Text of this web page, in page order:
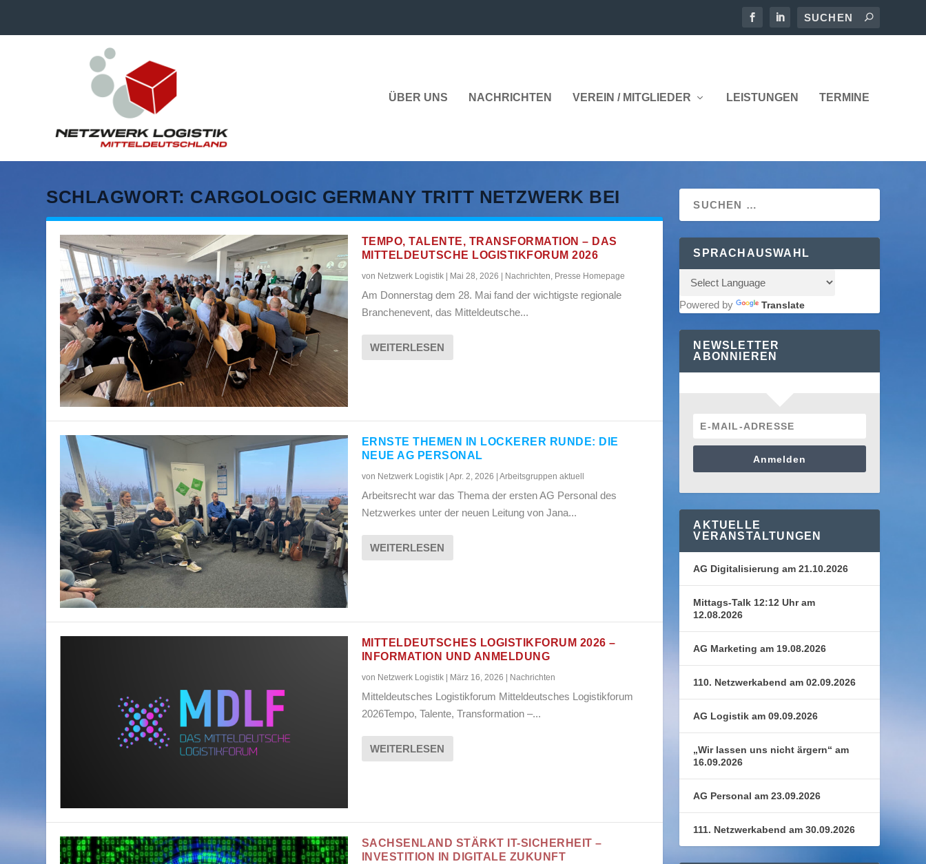
ÜBER UNS NACHRICHTEN VEREIN / MITGLIEDER LEISTUNGEN TERMINE
SCHLAGWORT: CARGOLOGIC GERMANY TRITT NETZWERK BEI
TEMPO, TALENTE, TRANSFORMATION – DAS
MITTELDEUTSCHE LOGISTIKFORUM 2026
von Netzwerk Logistik| Mai 28, 2026 Nachrichten, Presse Homepage
Am Donnerstag dem 28. Mai fand der wichtigste regionale
Branchenevent, das Mitteldeutsche...
WEITERLESEN
ERNSTE THEMEN IN LOCKERER RUNDE: DIE
NEUE AG PERSONAL
von Netzwerk Logistik| Apr. 2, 2026 Arbeitsgruppen aktuell
Arbeitsrecht war das Thema der ersten AG Personal des
Netzwerkes unter der neuen Leitung von Jana...
WEITERLESEN
MITTELDEUTSCHES LOGISTIKFORUM 2026 –
INFORMATION UND ANMELDUNG
von Netzwerk Logistik| März 16, 2026 | Nachrichten
Mitteldeutsches Logistikforum Mitteldeutsches Logistikforum
2026Tempo, Talente, Transformation –...
WEITERLESEN
SACHSENLAND STÄRKT IT-SICHERHEIT –
INVESTITION IN DIGITALE ZUKUNFT
SPRACHAUSWAHL
Powered by Translate
NEWSLETTER
ABONNIEREN
Anmelden
AKTUELLE
VERANSTALTUNGEN
AG Digitalisierung am 21.10.2026
Mittags-Talk 12:12 Uhr am
12.08.2026
AG Marketing am 19.08.2026
110. Netzwerkabend am 02.09.2026
AG Logistik am 09.09.2026
„Wir lassen uns nicht ärgern“ am
16.09.2026
AG Personal am 23.09.2026
111. Netzwerkabend am 30.09.2026